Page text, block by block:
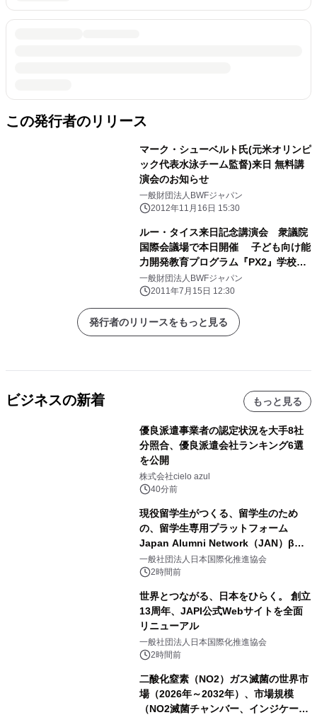
この発行者のリリース
マーク・シューベルト氏(元米オリンピ
ック代表水泳チーム監督)来日 無料講
演会のお知らせ
一般財団法人BWFジャパン
2012年11月16日 15:30
ルー・タイス来日記念講演会 衆議院
国際会議場で本日開催 子ども向け能
力開発教育プログラム『PX2』学校導
入説明会、同時開催
一般財団法人BWFジャパン
2011年7月15日 12:30
発行者のリリースをもっと見る
ビジネスの新着 もっと見る
優良派遣事業者の認定状況を大手8社
分照合、優良派遣会社ランキング6選
を公開
株式会社cielo azul
40分前
現役留学生がつくる、留学生のため
の、留学生専用プラットフォーム
Japan Alumni Network（JAN）β版
をリリース
一般社団法人日本国際化推進協会
2時間前
世界とつながる、日本をひらく。 創立
13周年、JAPI公式Webサイトを全面
リニューアル
一般社団法人日本国際化推進協会
2時間前
二酸化窒素（NO2）ガス滅菌の世界市
場（2026年～2032年）、市場規模
（NO2滅菌チャンバー、インジケータ